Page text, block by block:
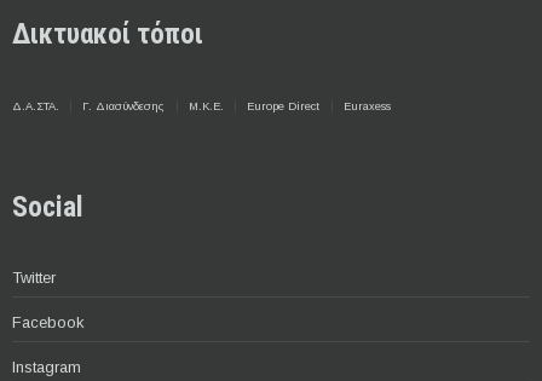
Δικτυακοί τόποι
Δ.Α.ΣΤΑ. Γ. Διασύνδεσης Μ.Κ.Ε. Europe Direct Euraxess
Social
Twitter
Facebook
Instagram